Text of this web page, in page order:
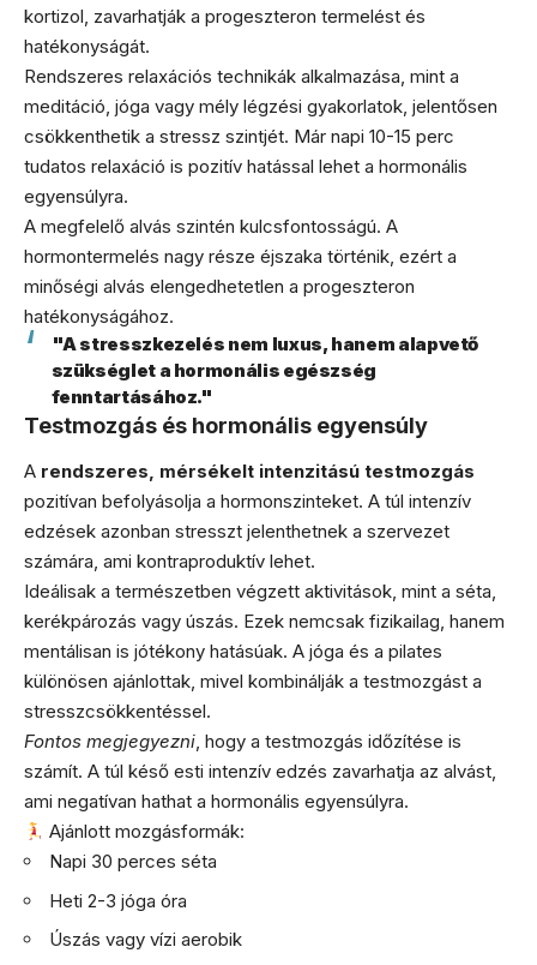
kortizol, zavarhatják a progeszteron termelést és
hatékonyságát.
Rendszeres relaxációs technikák alkalmazása, mint a
meditáció, jóga vagy mély légzési gyakorlatok, jelentősen
csökkenthetik a stressz szintjét. Már napi 10-15 perc
tudatos relaxáció is pozitív hatással lehet a hormonális
egyensúlyra.
A megfelelő alvás szintén kulcsfontosságú. A
hormontermelés nagy része éjszaka történik, ezért a
minőségi alvás elengedhetetlen a progeszteron
hatékonyságához.
"A stresszkezelés nem luxus, hanem alapvető
szükséglet a hormonális egészség
fenntartásához."
Testmozgás és hormonális egyensúly
A rendszeres, mérsékelt intenzitású testmozgás
pozitívan befolyásolja a hormonszinteket. A túl intenzív
edzések azonban stresszt jelenthetnek a szervezet
számára, ami kontraproduktív lehet.
Ideálisak a természetben végzett aktivitások, mint a séta,
kerékpározás vagy úszás. Ezek nemcsak fizikailag, hanem
mentálisan is jótékony hatásúak. A jóga és a pilates
különösen ajánlottak, mivel kombinálják a testmozgást a
stresszcsökkentéssel.
Fontos megjegyezni, hogy a testmozgás időzítése is
számít. A túl késő esti intenzív edzés zavarhatja az alvást,
ami negatívan hathat a hormonális egyensúlyra.
Ajánlott mozgásformák:
Napi 30 perces séta
Heti 2-3 jóga óra
Úszás vagy vízi aerobik